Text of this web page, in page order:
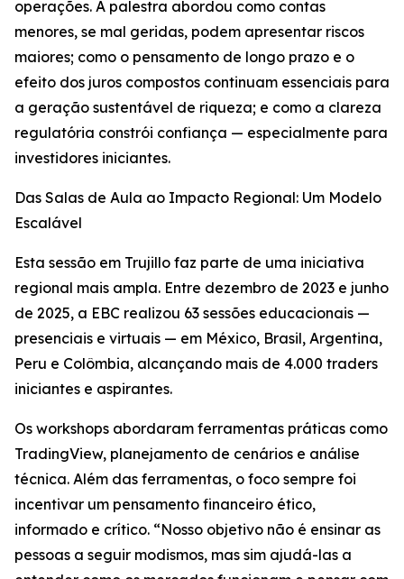
operações. A palestra abordou como contas
menores, se mal geridas, podem apresentar riscos
maiores; como o pensamento de longo prazo e o
efeito dos juros compostos continuam essenciais para
a geração sustentável de riqueza; e como a clareza
regulatória constrói confiança — especialmente para
investidores iniciantes.
Das Salas de Aula ao Impacto Regional: Um Modelo
Escalável
Esta sessão em Trujillo faz parte de uma iniciativa
regional mais ampla. Entre dezembro de 2023 e junho
de 2025, a EBC realizou 63 sessões educacionais —
presenciais e virtuais — em México, Brasil, Argentina,
Peru e Colômbia, alcançando mais de 4.000 traders
iniciantes e aspirantes.
Os workshops abordaram ferramentas práticas como
TradingView, planejamento de cenários e análise
técnica. Além das ferramentas, o foco sempre foi
incentivar um pensamento financeiro ético,
informado e crítico. “Nosso objetivo não é ensinar as
pessoas a seguir modismos, mas sim ajudá-las a